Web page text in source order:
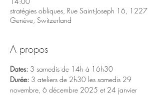
stratégies obliques, Rue Saint-Joseph 16, 1227
Genève, Switzerland
A propos
Dates: 3 samedis de 14h à 16h30
Durée: 3 ateliers de 2h30 les samedis 29
novembre, 6 décembre 2025 et 24 janvier